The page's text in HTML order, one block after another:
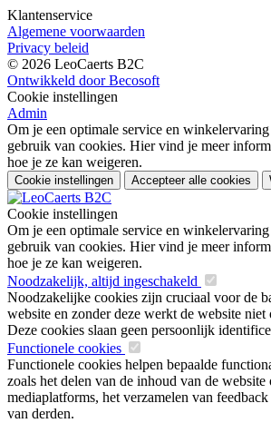
Klantenservice
Algemene voorwaarden
Privacy beleid
© 2026 LeoCaerts B2C
Ontwikkeld door Becosoft
Cookie instellingen
Admin
Om je een optimale service en
gebruik van cookies. Hier vind je meer
hoe je ze kan weigeren.
Cookie instellingen Accepteer alle cookies
Cookie instellingen
Om je een optimale service en
gebruik van cookies. Hier vind je meer
hoe je ze kan weigeren.
Noodzakelijk, altijd ingeschakeld
Noodzakelijke cookies zijn cruciaal voor de
website en zonder deze werkt de website niet
Deze cookies slaan geen persoonlijk
Functionele cookies
Functionele cookies helpen bepaalde
zoals het delen van de inhoud van de website
mediaplatforms, het verzamelen van
van derden.